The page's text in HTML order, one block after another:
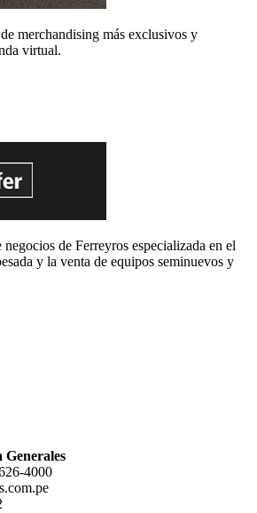
merchandising más exclusivos y
virtual.
de Ferreyros especializada en el
y la venta de equipos seminuevos y
4000